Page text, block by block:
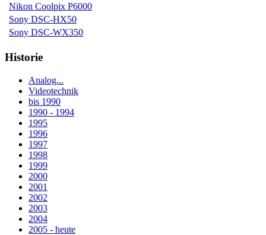
Nikon Coolpix P6000
Sony DSC-HX50
Sony DSC-WX350
Historie
Analog...
Videotechnik
bis 1990
1990 - 1994
1995
1996
1997
1998
1999
2000
2001
2002
2003
2004
2005 - heute